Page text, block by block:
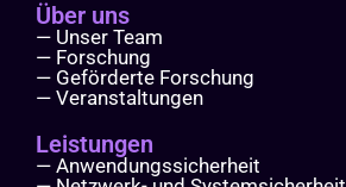
Über uns
— Unser Team
— Forschung
— Geförderte Forschung
— Veranstaltungen
Leistungen
— Anwendungssicherheit